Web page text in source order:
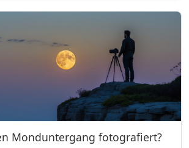
Monduntergang fotografiert?